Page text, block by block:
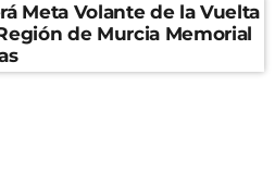
Meta Volante de la Vuelta
de Murcia Memorial